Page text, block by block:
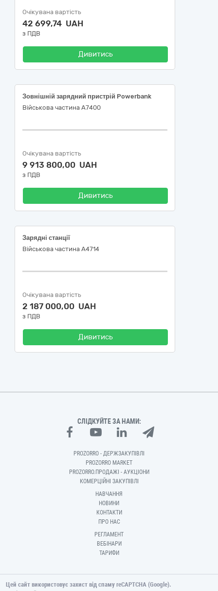
Очікувана вартість
42 699,74 UAH
з ПДВ
Дивитись
Зовнішній зарядний пристрій Powerbank
Військова частина А7400
Очікувана вартість
9 913 800,00 UAH
з ПДВ
Дивитись
Зарядні станції
Військова частина А4714
Очікувана вартість
2 187 000,00 UAH
з ПДВ
Дивитись
СЛІДКУЙТЕ ЗА НАМИ:
PROZORRO - ДЕРЖЗАКУПІВЛІ
PROZORRO MARKET
PROZORRO.ПРОДАЖІ - АУКЦІОНИ
КОМЕРЦІЙНІ ЗАКУПІВЛІ
НАВЧАННЯ
НОВИНИ
КОНТАКТИ
ПРО НАС
РЕГЛАМЕНТ
ВЕБІНАРИ
ТАРИФИ
Цей сайт використовує захист від спаму reCAPTCHA (Google).